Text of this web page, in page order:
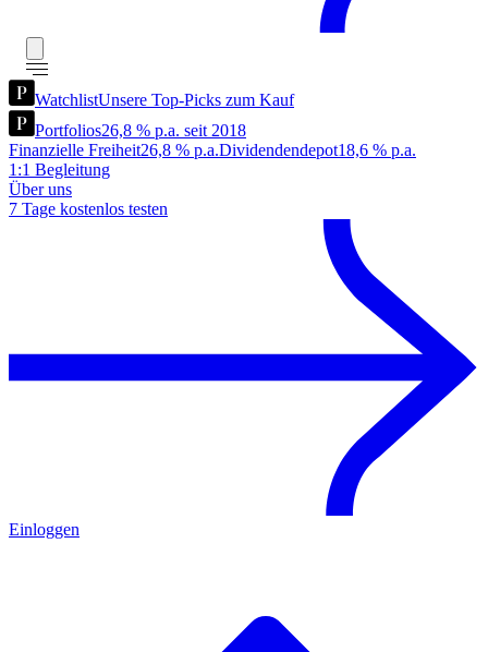
WatchlistUnsere Top-Picks zum Kauf
Portfolios26,8 % p.a. seit 2018
Finanzielle Freiheit26,8 % p.a.Dividendendepot18,6 % p.a.
1:1 Begleitung
Über uns
7 Tage kostenlos testen
Einloggen